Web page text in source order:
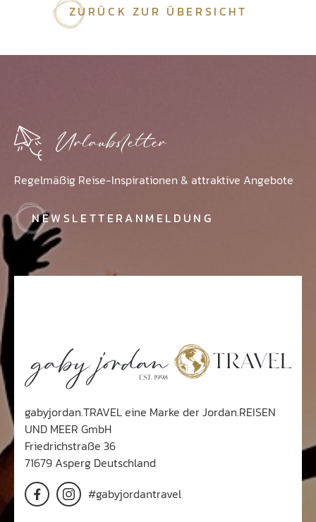
ZURÜCK ZUR ÜBERSICHT
Urlaubsletter
Regelmäßig Reise-Inspirationen & attraktive Angebote
NEWSLETTERANMELDUNG
gabyjordan.TRAVEL eine Marke der Jordan.REISEN
UND MEER GmbH
Friedrichstraße 36
71679 Asperg Deutschland
#gabyjordantravel